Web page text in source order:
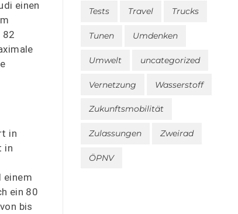
einen
82
in
in
einem
ein 80
bis
Tests Travel Trucks
Tunen Umdenken
Umwelt uncategorized
Vernetzung Wasserstoff
Zukunftsmobilität
Zulassungen Zweirad
ÖPNV